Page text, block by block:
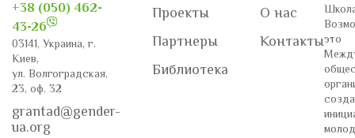
+38 (050) 462-
43-26
03141, Украина, г.
Киев,
ул. Волгоградская,
23, оф. 32
grantad@gender-
ua.org
Проекты
Партнеры
Библиотека
О нас
Контактыэто